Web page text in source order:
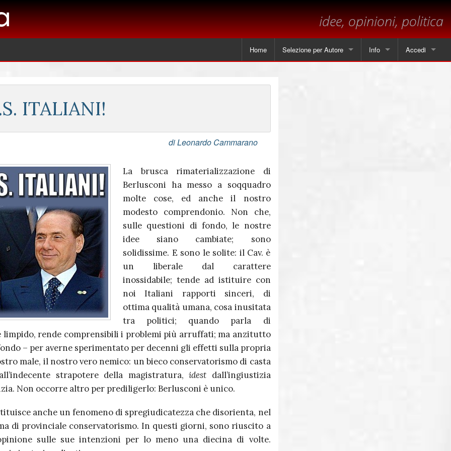
idee, opinioni, politica
Home Selezione per Autore Info Accedi
ITALIANI!
di Leonardo Cammarano
La brusca rimaterializzazione di
Berlusconi ha messo a soqquadro
molte cose, ed anche il nostro
modesto comprendonio. Non che,
sulle questioni di fondo, le nostre
idee siano cambiate; sono
solidissime. E sono le solite: il Cav. è
un liberale dal carattere
inossidabile; tende ad istituire con
noi Italiani rapporti sinceri, di
ottima qualità umana, cosa inusitata
tra politici; quando parla di
limpido, rende comprensibili i problemi più arruffati; ma anzitutto
– per averne sperimentato per decenni gli effetti sulla propria
male, il nostro vero nemico: un bieco conservatorismo di casta
strapotere della magistratura, idest dall’ingiustizia
Non occorre altro per prediligerlo: Berlusconi è unico.
anche un fenomeno di spregiudicatezza che disorienta, nel
di provinciale conservatorismo. In questi giorni, sono riuscito a
sulle sue intenzioni per lo meno una diecina di volte.